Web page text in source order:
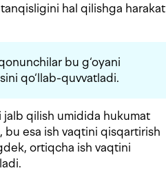
hal qilishga harakat
bu g‘oyani
qo‘llab-quvvatladi.
jalb qilish umidida hukumat
bu esa ish vaqtini qisqartirish
ortiqcha ish vaqtini